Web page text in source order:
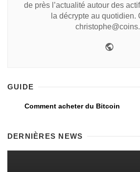
de près l’actualité autour des
la décrypte au quotidien.
GUIDE
Comment acheter du Bitcoin
DERNIÈRES NEWS